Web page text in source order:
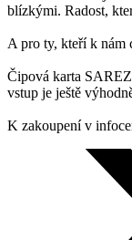
blízkými. Radost,
A pro ty, kteří k nám
Čipová karta
vstup je ještě
K zakoupení v